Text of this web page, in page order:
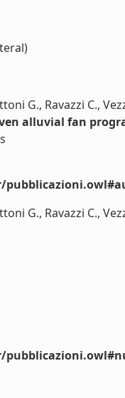
G., Ravazzi C.,
alluvial fan
G., Ravazzi C.,